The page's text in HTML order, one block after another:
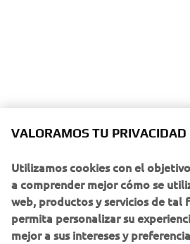
VALORAMOS TU PRIVACIDAD
Utilizamos cookies con el
a comprender mejor cómo se
web, productos y servicios de tal
permita personalizar su
mejor a sus intereses y